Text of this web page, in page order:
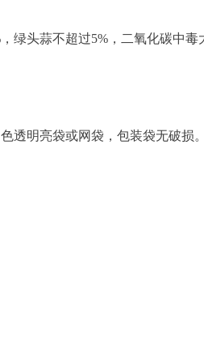
绿头蒜不超过5%，二氧化碳中
透明亮袋或网袋，包装袋无破损